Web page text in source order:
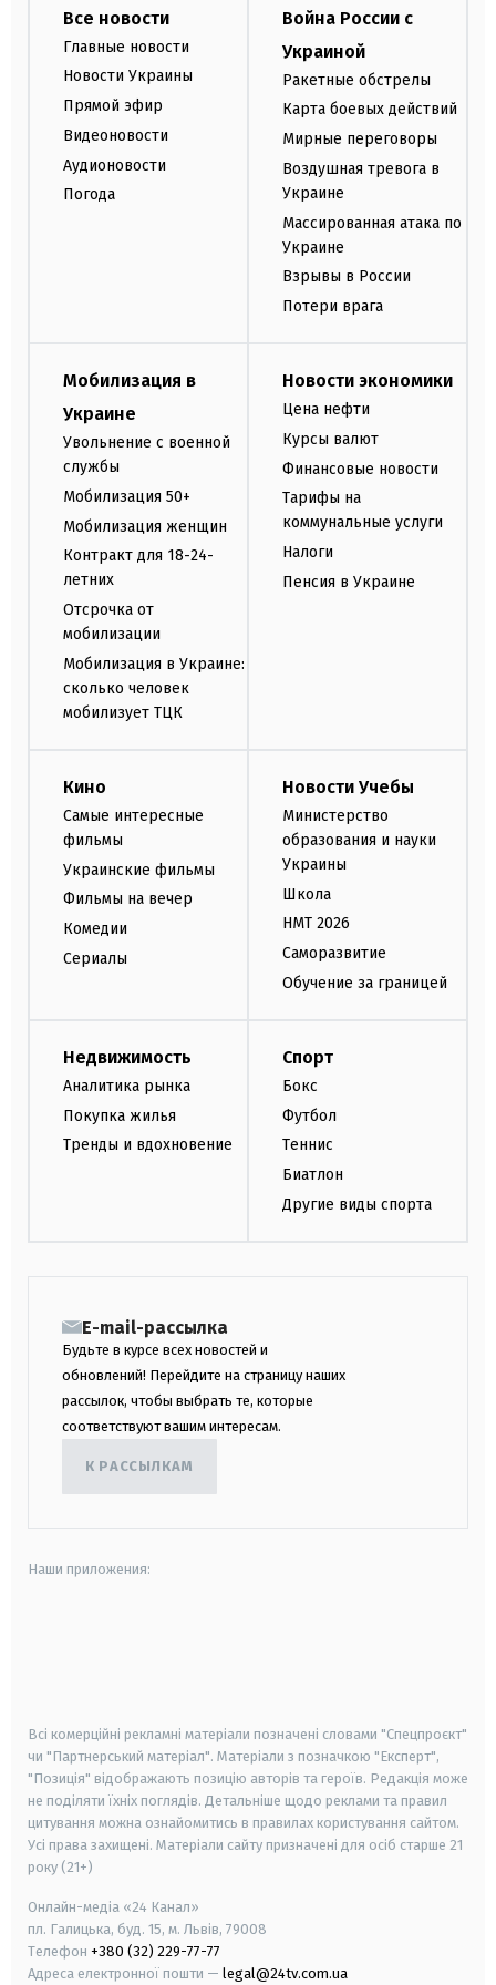
Все новости
Главные новости
Новости Украины
Прямой эфир
Видеоновости
Аудионовости
Погода
Война России с
Украиной
Ракетные обстрелы
Карта боевых действий
Мирные переговоры
Воздушная тревога в
Украине
Массированная атака по
Украине
Взрывы в России
Потери врага
Мобилизация в
Украине
Увольнение с военной
службы
Мобилизация 50+
Мобилизация женщин
Контракт для 18-24-
летних
Отсрочка от
мобилизации
Мобилизация в Украине:
сколько человек
мобилизует ТЦК
Новости экономики
Цена нефти
Курсы валют
Финансовые новости
Тарифы на
коммунальные услуги
Налоги
Пенсия в Украине
Кино
Самые интересные
фильмы
Украинские фильмы
Фильмы на вечер
Комедии
Сериалы
Новости Учебы
Министерство
образования и науки
Украины
Школа
НМТ 2026
Саморазвитие
Обучение за границей
Недвижимость
Аналитика рынка
Покупка жилья
Тренды и вдохновение
Спорт
Бокс
Футбол
Теннис
Биатлон
Другие виды спорта
E-mail-рассылка
Будьте в курсе всех новостей и
обновлений! Перейдите на страницу наших
рассылок, чтобы выбрать те, которые
соответствуют вашим интересам.
К РАССЫЛКАМ
Наши приложения:
Всі комерційні рекламні матеріали позначені словами "Спецпроєкт"
чи "Партнерський матеріал". Матеріали з позначкою "Експерт",
"Позиція" відображають позицію авторів та героїв. Редакція може
не поділяти їхніх поглядів. Детальніше щодо реклами та правил
цитування можна ознайомитись в правилах користування сайтом.
Усі права захищені. Матеріали сайту призначені для осіб старше 21
року (21+)
Онлайн-медіа «24 Канал»
пл. Галицька, буд. 15, м. Львів, 79008
Телефон +380 (32) 229-77-77
Адреса електронної пошти — legal@24tv.com.ua